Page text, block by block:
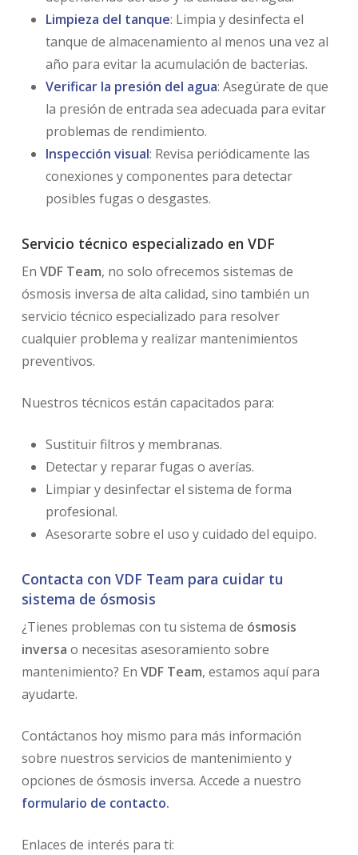
Limpieza del tanque: Limpia y desinfecta el
tanque de almacenamiento al menos una vez al
año para evitar la acumulación de bacterias.
Verificar la presión del agua: Asegúrate de que
la presión de entrada sea adecuada para evitar
problemas de rendimiento.
Inspección visual: Revisa periódicamente las
conexiones y componentes para detectar
posibles fugas o desgastes.
Servicio técnico especializado en VDF
En VDF Team, no solo ofrecemos sistemas de
ósmosis inversa de alta calidad, sino también un
servicio técnico especializado para resolver
cualquier problema y realizar mantenimientos
preventivos.
Nuestros técnicos están capacitados para:
Sustituir filtros y membranas.
Detectar y reparar fugas o averías.
Limpiar y desinfectar el sistema de forma
profesional.
Asesorarte sobre el uso y cuidado del equipo.
Contacta con VDF Team para cuidar tu
sistema de ósmosis
¿Tienes problemas con tu sistema de ósmosis
inversa o necesitas asesoramiento sobre
mantenimiento? En VDF Team, estamos aquí para
ayudarte.
Contáctanos hoy mismo para más información
sobre nuestros servicios de mantenimiento y
opciones de ósmosis inversa. Accede a nuestro
formulario de contacto.
Enlaces de interés para ti: